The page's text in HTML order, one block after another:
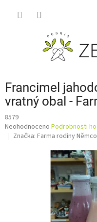
Francimel
vratný obal -
8579
Průměrné
hodnocení
Neohodnoceno Podrobnosti
Značka: Farma rodiny